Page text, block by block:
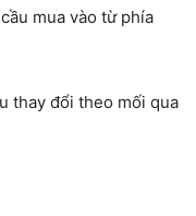
mua vào từ phía
thay đổi theo mối qua